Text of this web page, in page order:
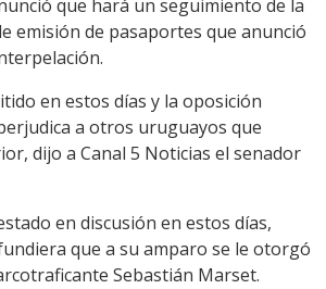
que hará un seguimiento de la
emisión de pasaportes que anunció
en estos días y la oposición
a otros uruguayos que
dijo a Canal 5 Noticias el senador
en discusión en estos días,
que a su amparo se le otorgó
Sebastián Marset.